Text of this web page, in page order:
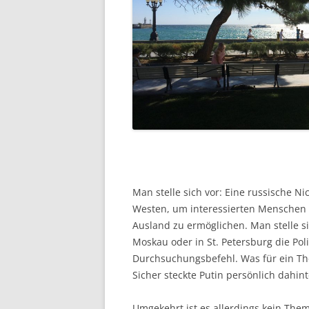
Man stelle sich vor: Eine russische
Westen, um interessierten
Ausland zu ermöglichen. Man stelle
Moskau oder in St. Petersburg die
Durchsuchungsbefehl. Was für ein
Sicher steckte Putin persönlich